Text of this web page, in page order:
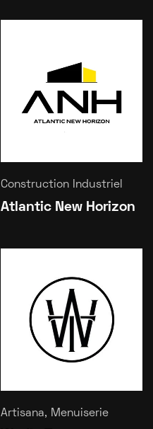
Construction Industriel
Atlantic New Horizon
Artisana, Menuiserie